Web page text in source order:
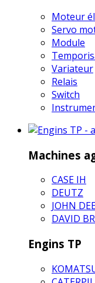
Moteur
Servo
Module
Variateur
Relais
Switch
Machines
CASE IH
DEUTZ
JOHN
DAVID
Engins TP